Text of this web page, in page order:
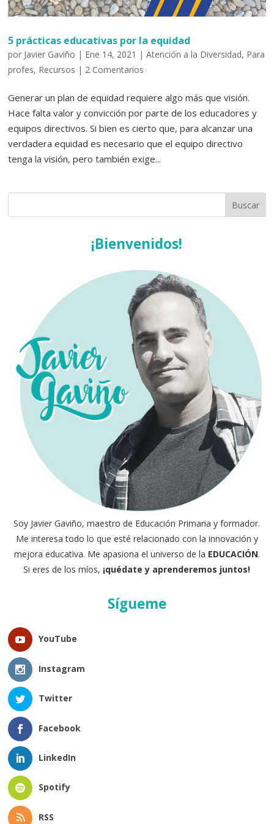
5 prácticas educativas por la equidad
por Javier Gaviño | Ene 14, 2021 |Atención a la Diversidad, Para
profes, Recursos | 2 Comentarios
Generar un plan de equidad requiere algo más que visión.
Hace falta valor y convicción por parte de los educadores y
equipos directivos. Si bien es cierto que, para alcanzar una
verdadera equidad es necesario que el equipo directivo
tenga la visión, pero también exige...
¡Bienvenidos!
Soy Javier Gaviño, maestro de Educación Primaria y formador.
Me interesa todo lo que esté relacionado con la innovación y
mejora educativa. Me apasiona el universo de la EDUCACIÓN.
Si eres de los míos, ¡quédate y aprenderemos juntos!
Sígueme
YouTube
Instagram
Twitter
Facebook
LinkedIn
Spotify
RSS